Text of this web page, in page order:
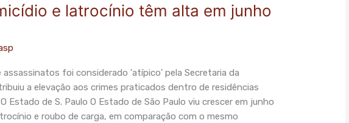
e latrocínio têm alta em junho
assassinatos foi considerado 'atípico' pela Secretaria da
a elevação aos crimes praticados dentro de residências
Estado de S. Paulo O Estado de São Paulo viu crescer em junho
e roubo de carga, em comparação com o mesmo